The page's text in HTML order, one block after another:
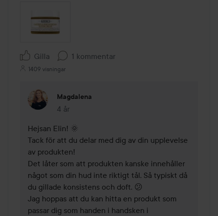
Gilla 1 kommentar
1409 visningar
Magdalena
4 år
Kommentaren lades 4 år
Hejsan Elin! 🌞
Tack för att du delar med dig av din upplevelse
av produkten!
Det låter som att produkten kanske innehåller
något som din hud inte riktigt tål. Så typiskt då
du gillade konsistens och doft. 😕
Jag hoppas att du kan hitta en produkt som
passar dig som handen i handsken i